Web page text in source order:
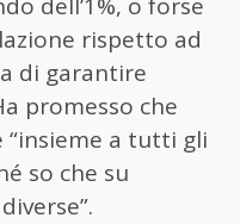
dell’1%, o forse
rispetto ad
di garantire
promesso che
a tutti gli
so che su